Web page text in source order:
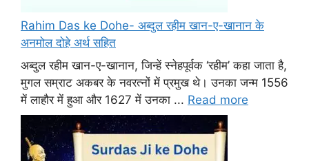
Rahim Das ke Dohe- अब्दुल रहीम खान-ए-खानान के
अनमोल दोहे अर्थ सहित
अब्दुल रहीम खान-ए-खानान, जिन्हें स्नेहपूर्वक ‘रहीम’ कहा जाता है,
मुगल सम्राट अकबर के नवरत्नों में प्रमुख थे। उनका जन्म 1556
में लाहौर में हुआ और 1627 में उनका ... Read more